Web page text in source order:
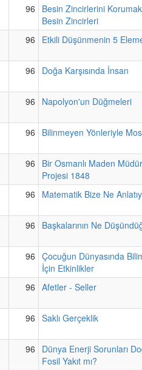
96
Besin Zincirlerini
Besin Zincirleri
96 Etkili Düşünmenin 5
96 Doğa Karşısında İnsan
96 Napolyon'un Düğmeleri
96 Bilinmeyen Yönleriyle
96
Bir Osmanlı Maden
Projesi 1848
96 Matematik Bize Ne
96 Başkalarının Ne
96
Çocuğun Dünyasında
İçin Etkinlikler
96 Afetler - Seller
96 Saklı Gerçeklik
96
Dünya Enerji Sorunları
Fosil Yakıt mı?